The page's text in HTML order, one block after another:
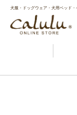
犬服・ドッグウェア・犬用ベッド・